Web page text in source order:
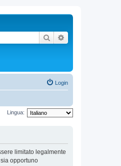
Cerca
Login
Lingua:
limitato legalmente
opportuno